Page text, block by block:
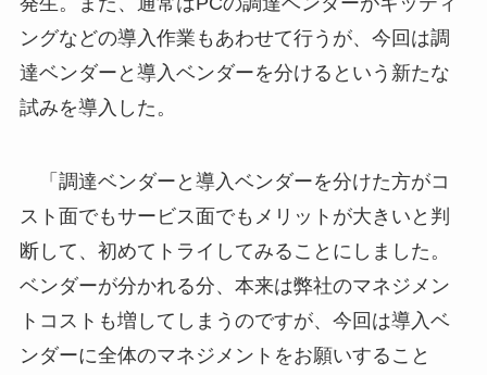
ングなどの導入作業もあわせて行うが、今回は調
達ベンダーと導入ベンダーを分けるという新たな
試みを導入した。
「調達ベンダーと導入ベンダーを分けた方がコ
スト面でもサービス面でもメリットが大きいと判
断して、初めてトライしてみることにしました。
ベンダーが分かれる分、本来は弊社のマネジメン
トコストも増してしまうのですが、今回は導入ベ
ンダーに全体のマネジメントをお願いすること